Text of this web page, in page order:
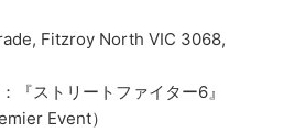
Fitzroy North VIC 3068,
『ストリートファイター6』
Event）